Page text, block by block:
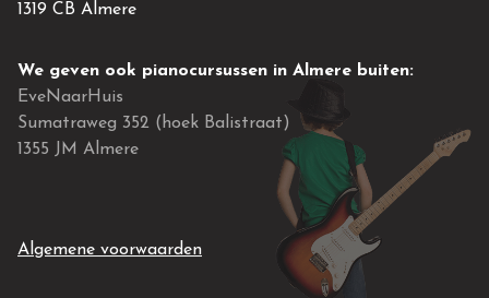
1319 CB Almere
We geven ook pianocursussen in Almere buiten:
EveNaarHuis
Sumatraweg 352 (hoek Balistraat)
1355 JM Almere
Algemene voorwaarden